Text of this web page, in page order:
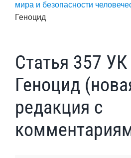
мира и безопасности
Геноцид
Статья 357
Геноцид
редакция с